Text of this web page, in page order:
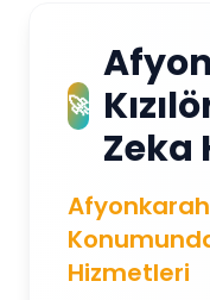
🚀
Zeka
Hizmetleri